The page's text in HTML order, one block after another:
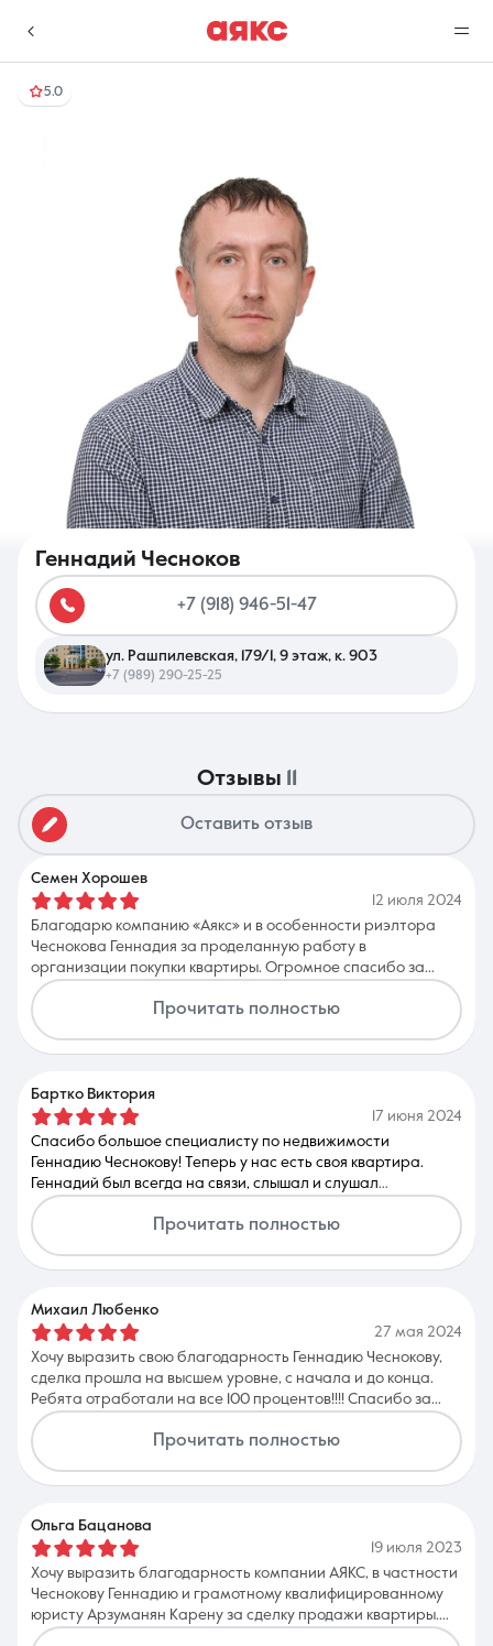
Сравнение
0 объявлений
Услуги
О компании Контакты
8 (861) 297-00-00
Ежедневно с 08:30 до 20:00
5.0
Геннадий Чесноков
+7 (918) 946-51-47
ул. Рашпилевская, 179/1, 9 этаж, к. 903
+7 (989) 290-25-25
отзывы 11
Оставить отзыв
Семен Хорошев
12 июля 2024
Благодарю компанию «Аякс» и в особенности риэлтора
Чеснокова Геннадия за проделанную работу в
организации покупки квартиры. Огромное спасибо за
оформление всех сопутствующих документов и грамотно
проведённую сделку. Геннадий - очень ответственный,
грамотный человек и профессионал своего дела! Работать
с Геннадием было легко и приятно! Спасибо вам большое!
Прочитать полностью
Бартко Виктория
17 июня 2024
Спасибо большое специалисту по недвижимости
Геннадию Чеснокову! Теперь у нас есть своя квартира.
Геннадий был всегда на связи, слышал и слушал
пожелания, подсвечивал стороны, о которых даже б не
подумали, помогал с выбором и непредвзято оценивал
варианты. Не втюхивал что важно, не переубеждал, а
просто говорил и плюсы и минусы разных
выявлял тут же предлагал варианты их устранить. Нашел
по нашему бюджету и провел от начала и до конца сделку
без всяких стрессов. Успехов и хороших клиентов.
Прочитать полностью
Михаил Любенко
27 мая 2024
Хочу выразить свою благодарность Геннадию Чеснокову,
сделка прошла на высшем уровне, с начала и до конца.
Ребята отработали на все 100 процентов!!!! Спасибо за
вашу проделанную работу!
Прочитать полностью
Ольга Бацанова
19 июля 2023
Хочу выразить благодарность компании АЯКС, в частности
Чеснокову Геннадию и грамотному квалифицированному
юристу Арзуманян Карену за сделку продажи квартиры.
Быстрая подготовка документов. Все сработано четко!!